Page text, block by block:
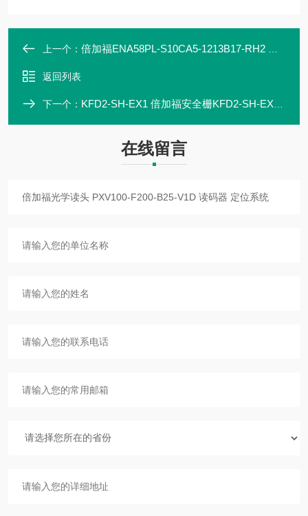
上一个： 倍加福ENA58PL-S10CA5-1213B17-RH2 光电多圈编码器P+F
返回列表
下一个： KFD2-SH-EX1 倍加福安全栅KFD2-SH-EX1.T.OP 隔离栅
在线留言